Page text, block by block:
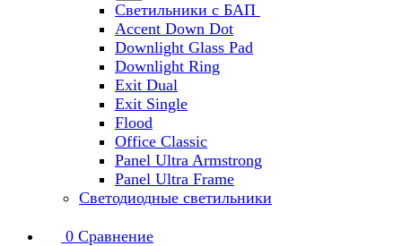
Светильники с БАП
Accent Down Dot
Downlight Glass Pad
Downlight Ring
Exit Dual
Exit Single
Flood
Office Classic
Panel Ultra Armstrong
Panel Ultra Frame
Светодиодные светильники
0 Сравнение